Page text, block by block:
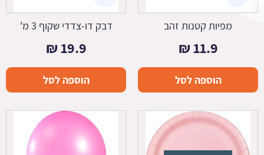
מפיות קטנות זהב
11.9
₪
הוספה לסל
דבק דו-צדדי שקוף 3 מ'
19.9
₪
הוספה לסל